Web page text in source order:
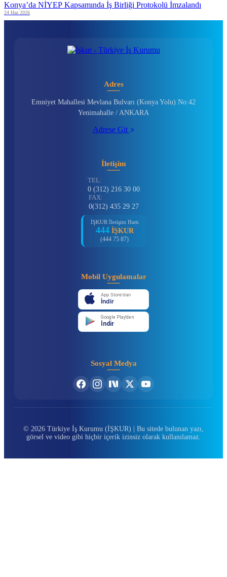
Konya’da NİYEP Kapsamında İş Birliği Protokolü İmzalandı
24 Haz 2026
Adres
Emniyet Mahallesi Mevlana Bulvarı (Konya Yolu) No:42
Yenimahalle / ANKARA
Adrese Git
İletişim
TEL:
0 (312) 216 30 00
FAX:
0(312) 435 29 27
İŞKUR İletişim Hattı
444 İŞKUR
(444 75 87)
Mobil Uygulamalar
App Store'dan
İndir
Google Play'den
İndir
Sosyal Medya
© 2026 Türkiye İş Kurumu (İŞKUR) | Bu sitede bulunan yazı,
görsel ve video gibi hiçbir içerik izinsiz olarak kullanılamaz.